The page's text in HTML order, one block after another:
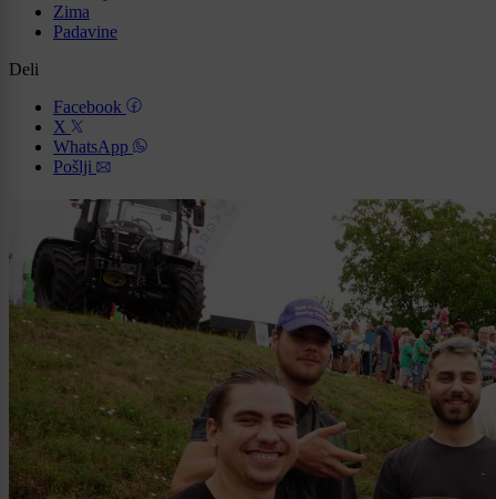
Zima
Padavine
Deli
Facebook
X
WhatsApp
Pošlji